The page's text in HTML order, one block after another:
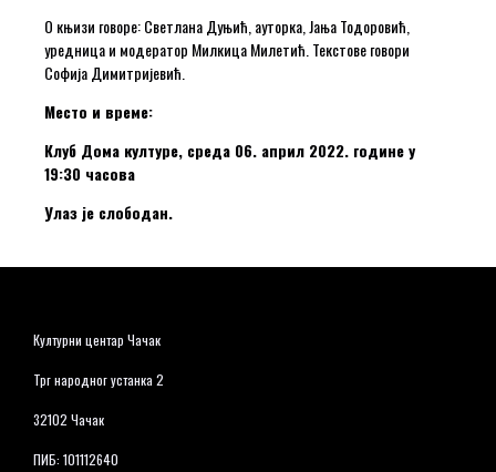
О књизи говоре: Светлана Дуњић, ауторка, Јања Тодоровић,
уредница и модератор Милкица Милетић. Текстове говори
Софија Димитријевић.
Место и време:
Клуб Дома културе, среда 06. април 2022. године у
19:30 часова
Улаз је слободан.
Културни центар Чачак
Трг народног устанка 2
32102 Чачак
ПИБ: 101112640